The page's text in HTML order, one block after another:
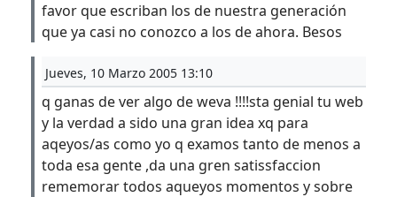
favor que escriban los de nuestra generación
que ya casi no conozco a los de ahora. Besos
Jueves, 10 Marzo 2005 13:10
q ganas de ver algo de weva !!!!sta genial tu web
y la verdad a sido una gran idea xq para
aqeyos/as como yo q examos tanto de menos a
toda esa gente ,da una gren satissfaccion
rememorar todos aqueyos momentos y sobre